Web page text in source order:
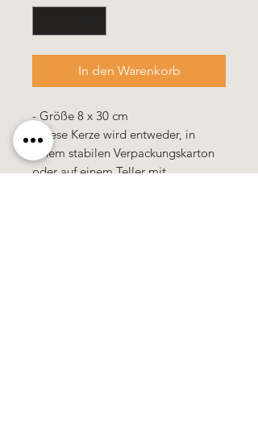
In den Warenkorb
- Größe 8 x 30 cm
- diese Kerze wird entweder, in
einem stabilen Verpackungskarton
oder auf einem Teller mit